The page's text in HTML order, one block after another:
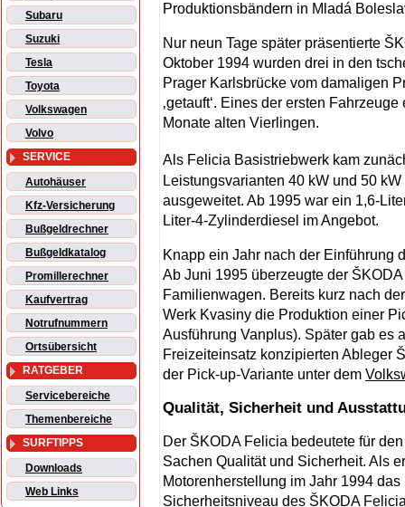
Subaru
Suzuki
Tesla
Toyota
Volkswagen
Volvo
SERVICE
Autohäuser
Kfz-Versicherung
Bußgeldrechner
Bußgeldkatalog
Promillerechner
Kaufvertrag
Notrufnummern
Ortsübersicht
RATGEBER
Servicebereiche
Themenbereiche
SURFTIPPS
Downloads
Web Links
Produktionsbändern in Mladá
Nur neun Tage später präsentierte
Oktober 1994 wurden drei in den
Prager Karlsbrücke vom damaligen
‚getauft‘. Eines der ersten
Monate alten Vierlingen.
Als Felicia Basistriebwerk kam
Leistungsvarianten 40 kW und 50
ausgeweitet. Ab 1995 war ein 1,6-
Liter-4-Zylinderdiesel im Angebot.
Knapp ein Jahr nach der Einführung
Ab Juni 1995 überzeugte der
Familienwagen. Bereits kurz nach
Werk Kvasiny die Produktion einer
Ausführung Vanplus). Später gab es
Freizeiteinsatz konzipierten Ableger
der Pick-up-Variante unter dem
Qualität, Sicherheit und
Der ŠKODA Felicia bedeutete für
Sachen Qualität und Sicherheit. Als
Motorenherstellung im Jahr 1994
Sicherheitsniveau des ŠKODA